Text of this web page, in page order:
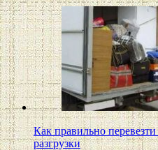
Как правильно
разгрузки